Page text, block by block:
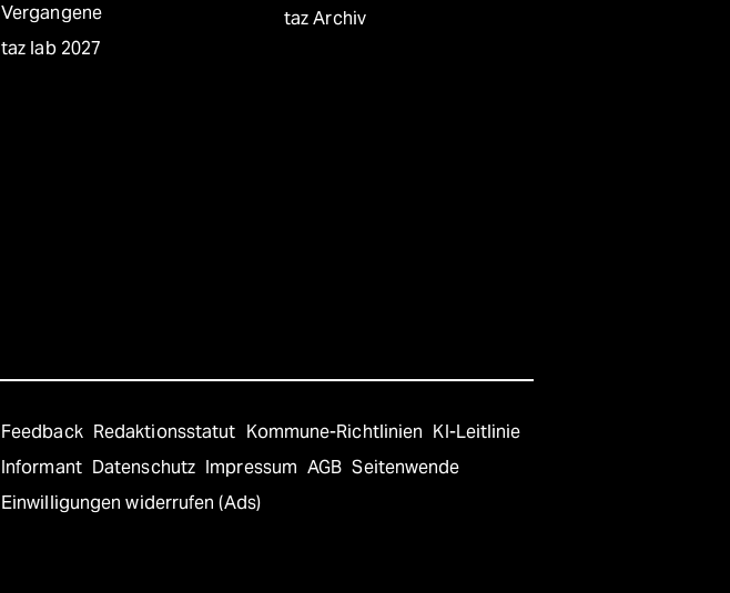
Vergangene
taz lab 2027
taz Archiv
Feedback Redaktionsstatut Kommune-Richtlinien KI-Leitlinie
Informant Datenschutz Impressum AGB Seitenwende
Einwilligungen widerrufen (Ads)